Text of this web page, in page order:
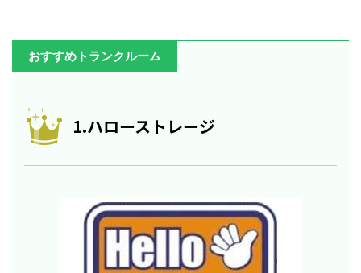
おすすめトランクルーム
1.ハローストレージ